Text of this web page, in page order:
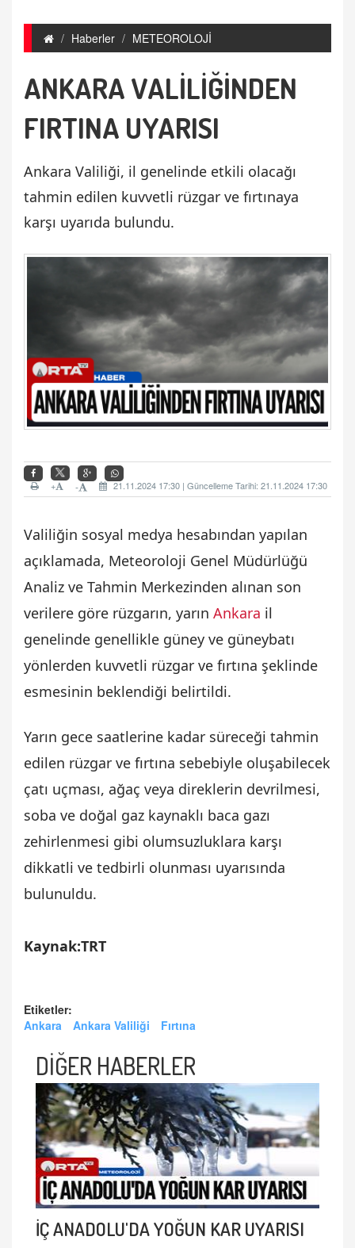
Haberler METEOROLOJİ
ANKARA VALİLİĞİNDEN
FIRTINA UYARISI
Ankara Valiliği, il genelinde etkili olacağı
tahmin edilen kuvvetli rüzgar ve fırtınaya
karşı uyarıda bulundu.
21.11.2024 17:30 | Güncelleme Tarihi: 21.11.2024 17:30
-
+
Valiliğin sosyal medya hesabından yapılan
açıklamada, Meteoroloji Genel Müdürlüğü
Analiz ve Tahmin Merkezinden alınan son
verilere göre rüzgarın, yarın Ankara il
genelinde genellikle güney ve güneybatı
yönlerden kuvvetli rüzgar ve fırtına şeklinde
esmesinin beklendiği belirtildi.
Yarın gece saatlerine kadar süreceği tahmin
edilen rüzgar ve fırtına sebebiyle oluşabilecek
çatı uçması, ağaç veya direklerin devrilmesi,
soba ve doğal gaz kaynaklı baca gazı
zehirlenmesi gibi olumsuzluklara karşı
dikkatli ve tedbirli olunması uyarısında
bulunuldu.
Kaynak:TRT
Etiketler:
Ankara
Ankara Valiliği Fırtına
DİĞER HABERLER
İÇ ANADOLU'DA YOĞUN KAR UYARISI